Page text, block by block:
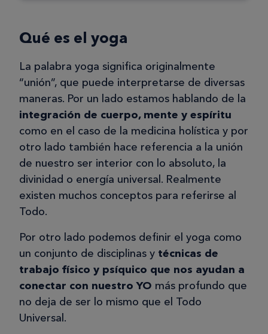
Qué es el yoga
La palabra yoga significa originalmente
“unión”, que puede interpretarse de diversas
maneras. Por un lado estamos hablando de la
integración de cuerpo, mente y espíritu
como en el caso de la medicina holística y por
otro lado también hace referencia a la unión
de nuestro ser interior con lo absoluto, la
divinidad o energía universal. Realmente
existen muchos conceptos para referirse al
Todo.
Por otro lado podemos definir el yoga como
un conjunto de disciplinas y técnicas de
trabajo físico y psíquico que nos ayudan a
conectar con nuestro YO más profundo que
no deja de ser lo mismo que el Todo
Universal.